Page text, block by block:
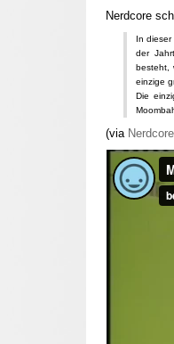
Nerdcore
In
der
besteht,
einzige
Die
(via Nerdcore